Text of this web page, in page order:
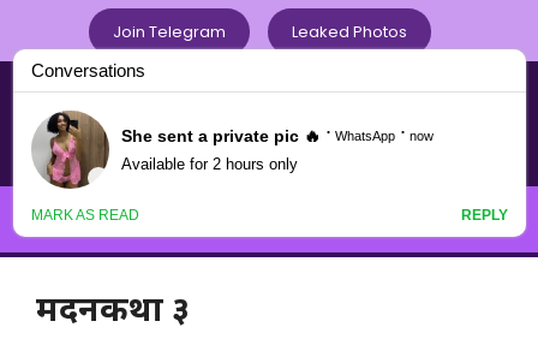
to
content
Join Telegram Leaked Photos
Chavat Marathi .com
नवनवीन मराठी चावटपणाचा
Menu
मदनकथा ३